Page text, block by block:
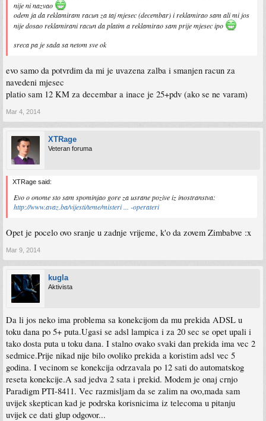
nije ni nazvao
odem ja da reklamiram racun za taj mjesec (decembar) i reklamirao sam ali mi jos
nije dosao reklamirani racun da platim a reklamirao sam prije mjesec ipo
sreca pa je sada sa netom sve ok
evo samo da potvrdim da mi je uvazena zalba i smanjen racun za
navedeni mjesec
platio sam 12 KM za decembar a inace je 25+pdv (ako se ne varam)
Mar 4, 2014
XTRage
Veteran foruma
XTRage said:
Evo o onome sto sam spominjao gore za usrane pozive iz inostranstva:
http://www.avaz.ba/vijesti/teme/misteri ... -operateri
Opet je pocelo ovo sranje u zadnje vrijeme, k'o da zovem Zimbabve :x
Mar 9, 2014
kugla
Aktivista
Da li jos neko ima problema sa konekcijom da mu prekida ADSL u
toku dana po 5+ puta.Ugasi se adsl lampica i za 20 sec se opet upali i
tako dosta puta u toku dana. I stalno ovako svaki dan prekida ima vec 2
sedmice.Prije nikad nije bilo ovoliko prekida a koristim adsl vec 5
godina. I vecinom se konekcija odrzavala po 12 sati do automatskog
reseta konekcije.A sad jedva 2 sata i prekid. Modem je onaj crnjo
Paradigm PTI-8411. Vec razmisljam da se zalim na ovo,mada sam
uvijek skeptican kad je podrska korisnicima iz telecoma u pitanju
uvijek ce dati glup odgovor...